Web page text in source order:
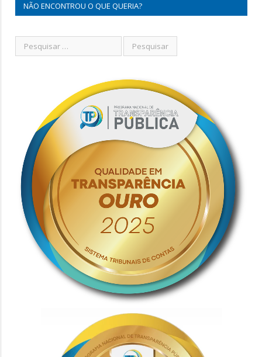
NÃO ENCONTROU O QUE QUERIA?